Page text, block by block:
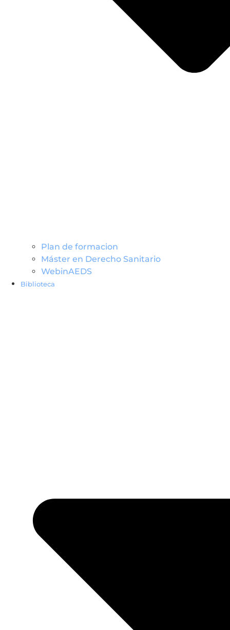
Plan de formacion
Máster en Derecho Sanitario
WebinAEDS
Biblioteca